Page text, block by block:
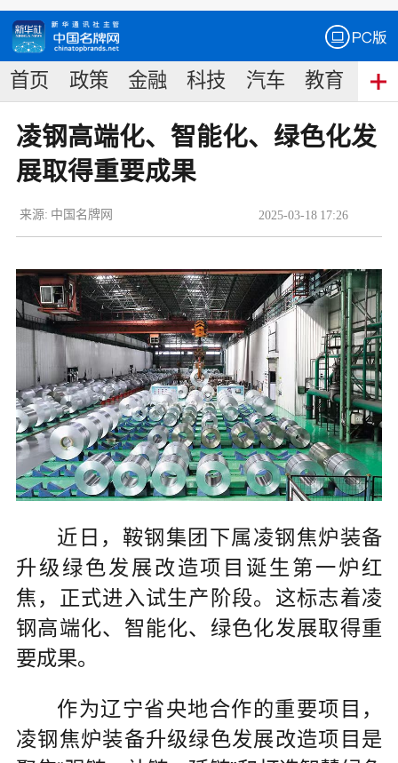
首页 政策 金融 科技 汽车 教育 食
凌钢高端化、智能化、绿色化发
展取得重要成果
2025-03-18 17:26
来源: 中国名牌网
近日，鞍钢集团下属凌钢焦炉装备
升级绿色发展改造项目诞生第一炉红
焦，正式进入试生产阶段。这标志着凌
钢高端化、智能化、绿色化发展取得重
要成果。
作为辽宁省央地合作的重要项目，
凌钢焦炉装备升级绿色发展改造项目是